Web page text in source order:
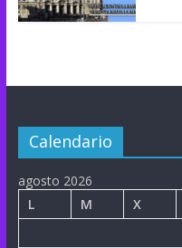
Calendario
agosto 2026
L
M X